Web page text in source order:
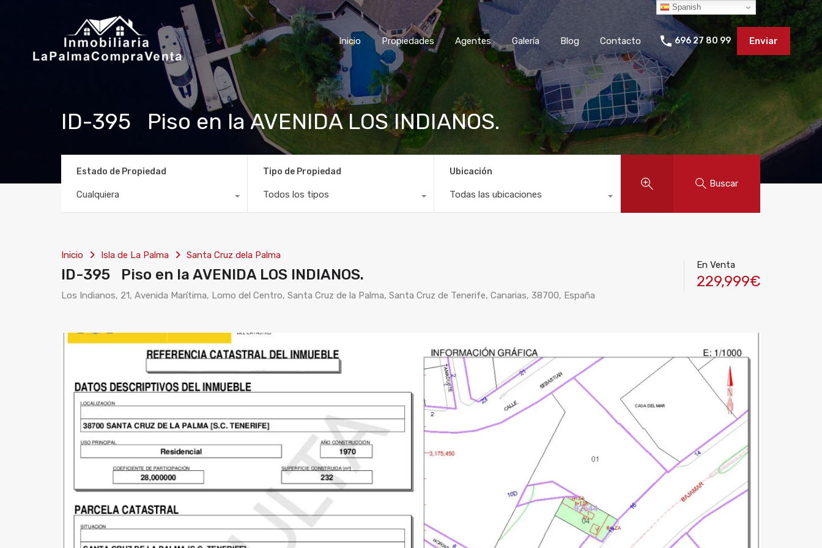
Inicio Propiedades Agentes Galería Blog Contacto 696 27 80 99 Enviar
ID-395 Piso en la AVENIDA LOS INDIANOS.
Estado de Propiedad
Cualquiera
Tipo de Propiedad
Todos los tipos
Ubicación
Todas las ubicaciones
Buscar
Inicio Isla de La Palma Santa Cruz dela Palma
ID-395 Piso en la AVENIDA LOS INDIANOS.
Los Indianos, 21, Avenida Marítima, Lomo del Centro, Santa Cruz de la Palma, Santa Cruz de Tenerife, Canarias, 38700, España
En Venta
229,999€
Spanish